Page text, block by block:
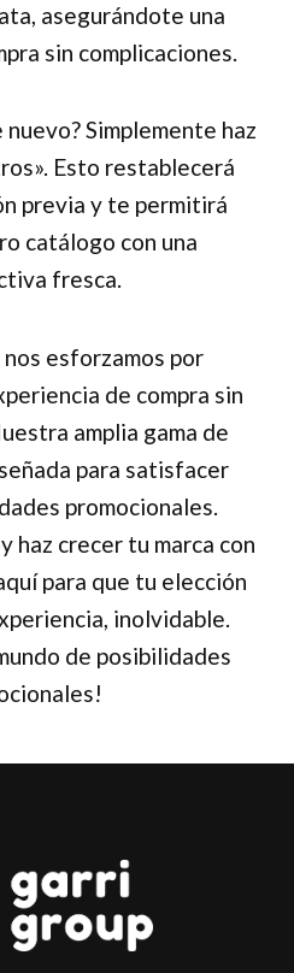
asegurándote una
sin complicaciones.
Simplemente haz
Esto restablecerá
previa y te permitirá
catálogo con una
fresca.
nos esforzamos por
de compra sin
amplia gama de
para satisfacer
promocionales.
haz crecer tu marca con
para que tu elección
inolvidable.
de posibilidades